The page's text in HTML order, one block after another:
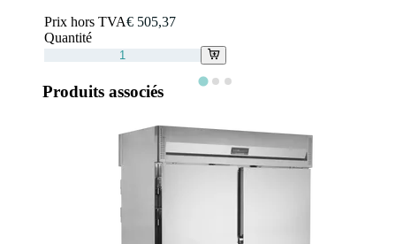
Prix hors TVA€ 505,37
Quantité
Produits associés